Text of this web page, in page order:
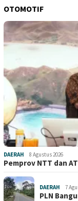
OTOMOTIF
DAERAH 8 Agustus 2026
Pemprov NTT dan
DAERAH 7
PLN